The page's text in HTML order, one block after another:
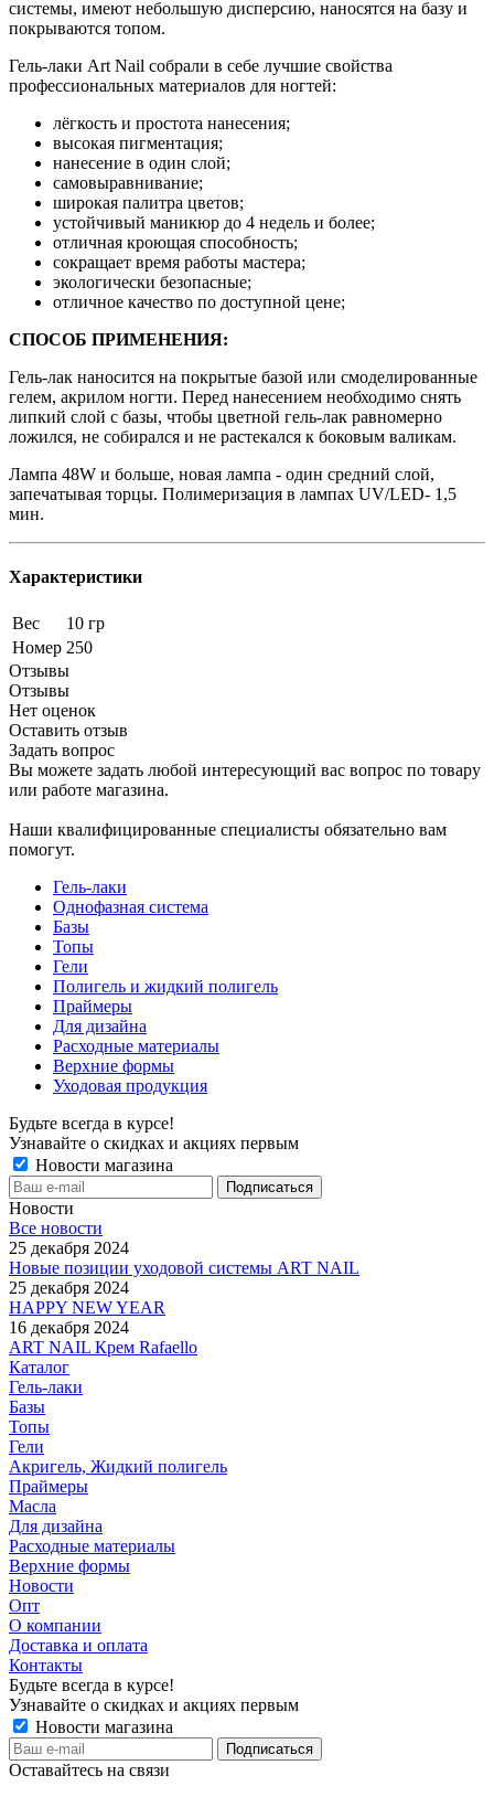
системы, имеют небольшую дисперсию, наносятся на базу и
покрываются топом.
Гель-лаки Art Nail собрали в себе лучшие свойства
профессиональных материалов для ногтей:
лёгкость и простота нанесения;
высокая пигментация;
нанесение в один слой;
самовыравнивание;
широкая палитра цветов;
устойчивый маникюр до 4 недель и более;
отличная кроющая способность;
сокращает время работы мастера;
экологически безопасные;
отличное качество по доступной цене;
СПОСОБ ПРИМЕНЕНИЯ:
Гель-лак наносится на покрытые базой или смоделированные
гелем, акрилом ногти. Перед нанесением необходимо снять
липкий слой с базы, чтобы цветной гель-лак равномерно
ложился, не собирался и не растекался к боковым валикам.
Лампа 48W и больше, новая лампа - один средний слой,
запечатывая торцы. Полимеризация в лампах UV/LED- 1,5
мин.
Характеристики
Вес
10 гр
Номер 250
Отзывы
Отзывы
Нет оценок
Оставить отзыв
Задать вопрос
Вы можете задать любой интересующий вас вопрос по товару
или работе магазина.
Наши квалифицированные специалисты обязательно вам
помогут.
Гель-лаки
Однофазная система
Базы
Топы
Гели
Полигель и жидкий полигель
Праймеры
Для дизайна
Расходные материалы
Верхние формы
Уходовая продукция
Будьте всегда в курсе!
Узнавайте о скидках и акциях первым
Новости магазина
Новости
Все новости
25 декабря 2024
Новые позиции уходовой системы ART NAIL
25 декабря 2024
HAPPY NEW YEAR
16 декабря 2024
ART NAIL Крем Rafaello
Каталог
Гель-лаки
Базы
Топы
Гели
Акригель, Жидкий полигель
Праймеры
Масла
Для дизайна
Расходные материалы
Верхние формы
Новости
Опт
О компании
Доставка и оплата
Контакты
Будьте всегда в курсе!
Узнавайте о скидках и акциях первым
Новости магазина
Оставайтесь на связи